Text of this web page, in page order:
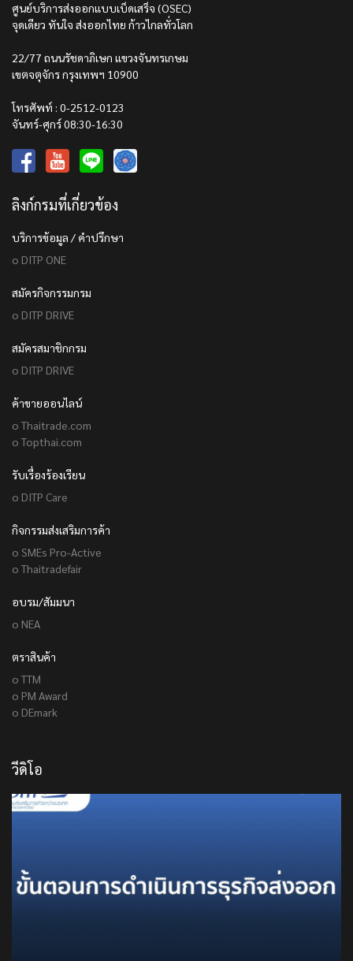
ศูนย์บริการส่งออกแบบเบ็ดเสร็จ (OSEC)
จุดเดียว ทันใจ ส่งออกไทย ก้าวไกลทั่วโลก
22/77 ถนนรัชดาภิเษก แขวงจันทรเกษม
เขตจตุจักร กรุงเทพฯ 10900
โทรศัพท์ : 0-2512-0123
จันทร์-ศุกร์ 08:30-16:30
ลิงก์กรมที่เกี่ยวข้อง
บริการข้อมูล / คำปรึกษา
o DITP ONE
สมัครกิจกรรมกรม
o DITP DRIVE
สมัครสมาชิกกรม
o DITP DRIVE
ค้าขายออนไลน์
o Thaitrade.com
o Topthai.com
รับเรื่องร้องเรียน
o DITP Care
กิจกรรมส่งเสริมการค้า
o SMEs Pro-Active
o Thaitradefair
อบรม/สัมมนา
o NEA
ตราสินค้า
o TTM
o PM Award
o DEmark
วีดิโอ